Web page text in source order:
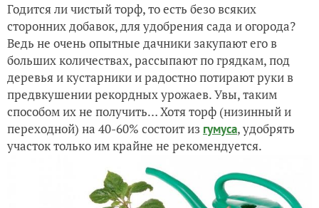
Годится ли чистый торф, то есть безо всяких
сторонних добавок, для удобрения сада и огорода?
Ведь не очень опытные дачники закупают его в
больших количествах, рассыпают по грядкам, под
деревья и кустарники и радостно потирают руки в
предвкушении рекордных урожаев. Увы, таким
способом их не получить… Хотя торф (низинный и
переходной) на 40-60% состоит из гумуса, удобрять
участок только им крайне не рекомендуется.